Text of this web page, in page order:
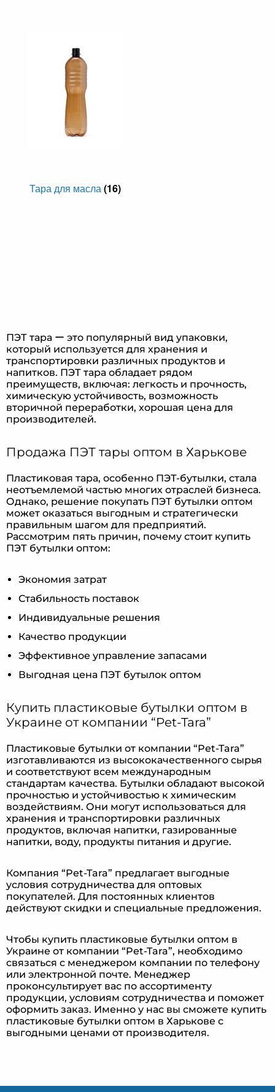
Тара для масла(16)
ПЭТ тара ー это популярный вид упаковки,
который используется для хранения и
транспортировки различных продуктов и
напитков. ПЭТ тара обладает рядом
преимуществ, включая: легкость и прочность,
химическую устойчивость, возможность
вторичной переработки, хорошая цена для
производителей.
Продажа ПЭТ тары оптом в Харькове
Пластиковая тара, особенно ПЭТ-бутылки, стала
неотъемлемой частью многих отраслей бизнеса.
Однако, решение покупать ПЭТ бутылки оптом
может оказаться выгодным и стратегически
правильным шагом для предприятий.
Рассмотрим пять причин, почему стоит купить
ПЭТ бутылки оптом:
Экономия затрат
Стабильность поставок
Индивидуальные решения
Качество продукции
Эффективное управление запасами
Выгодная цена ПЭТ бутылок оптом
Купить пластиковые бутылки оптом в
Украине от компании “Pet-Tara”
Пластиковые бутылки от компании “Pet-Tara”
изготавливаются из высококачественного сырья
и соответствуют всем международным
стандартам качества. Бутылки обладают высокой
прочностью и устойчивостью к химическим
воздействиям. Они могут использоваться для
хранения и транспортировки различных
продуктов, включая напитки, газированные
напитки, воду, продукты питания и другие.
Компания “Pet-Tara” предлагает выгодные
условия сотрудничества для оптовых
покупателей. Для постоянных клиентов
действуют скидки и специальные предложения.
Чтобы купить пластиковые бутылки оптом в
Украине от компании “Pet-Tara”, необходимо
связаться с менеджером компании по телефону
или электронной почте. Менеджер
проконсультирует вас по ассортименту
продукции, условиям сотрудничества и поможет
оформить заказ. Именно у нас вы сможете купить
пластиковые бутылки оптом в Харькове с
выгодными ценами от производителя.